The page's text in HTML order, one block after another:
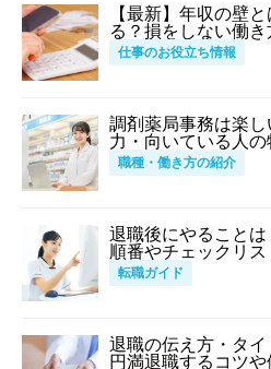
【最新】年収の壁
る？損をしない働き
仕事のお役立ち情報
調剤薬局事務は楽
力・向いている人
職種・働き方の紹介
退職後にやること
順番やチェックリ
転職ガイド
退職の伝え方・タ
円満退職するコツ